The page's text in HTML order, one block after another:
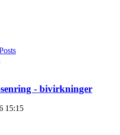
- bivirkninger
15:15